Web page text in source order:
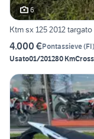
6
Ktm sx 125 2012 targato
4.000 €Pontassieve(FI)
Usato01/201280 Km